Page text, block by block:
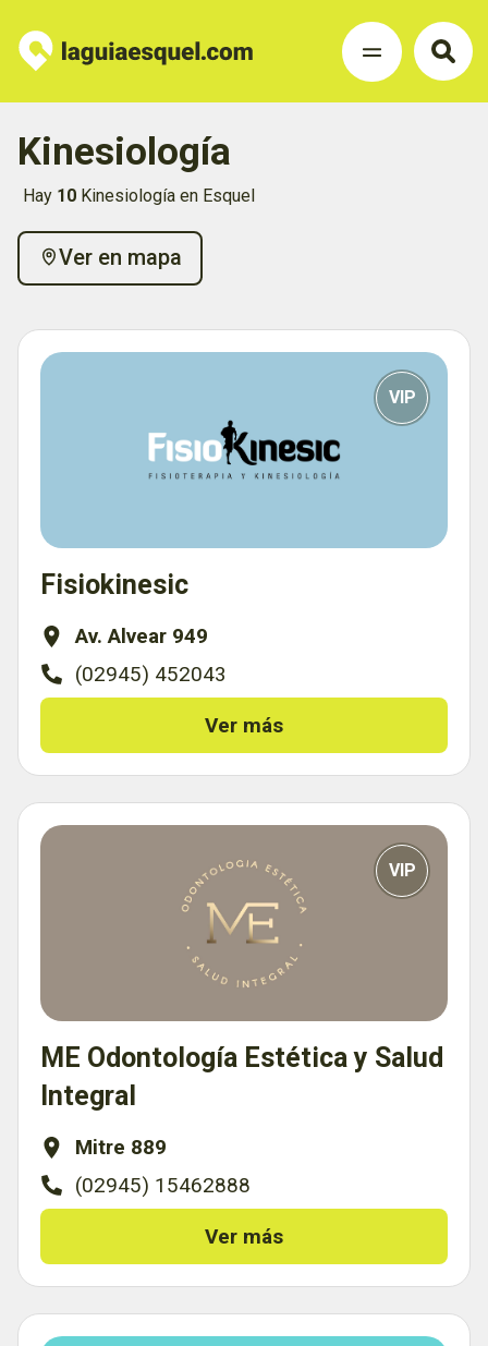
Kinesiología
Hay 10 Kinesiología en Esquel
Ver en mapa
VIP
Fisiokinesic
Av. Alvear 949
(02945) 452043
Ver más
VIP
ME Odontología Estética y Salud
Integral
Mitre 889
(02945) 15462888
Ver más